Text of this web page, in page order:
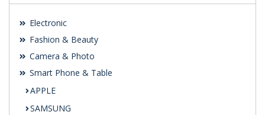
Electronic
Fashion & Beauty
Camera & Photo
Smart Phone & Table
APPLE
SAMSUNG